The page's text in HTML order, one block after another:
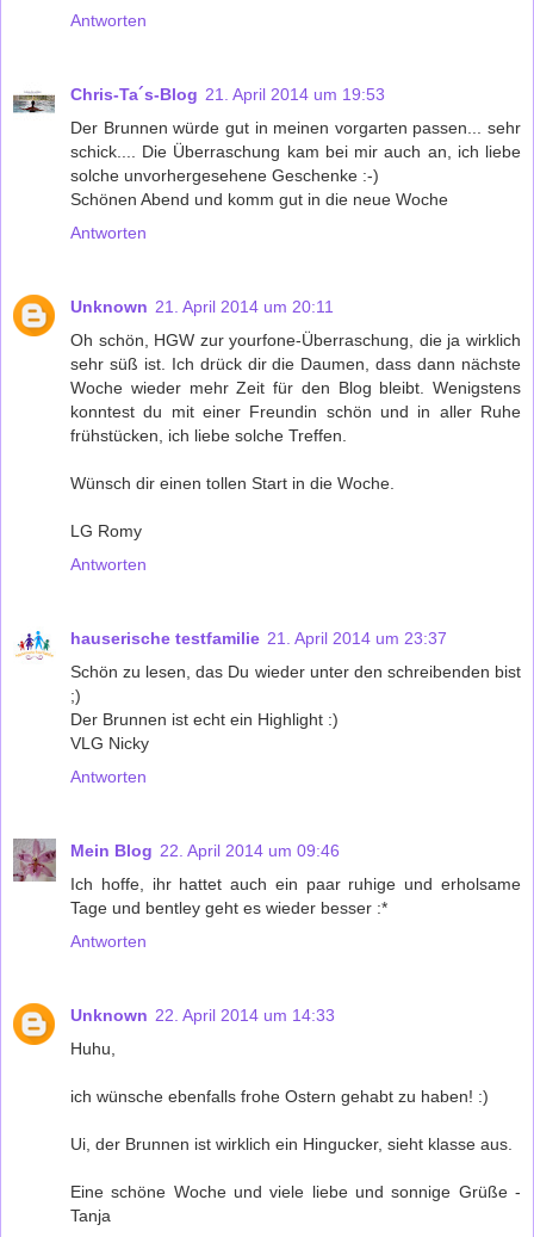
Antworten
Chris-Ta´s-Blog 21. April 2014 um 19:53
Der Brunnen würde gut in meinen vorgarten passen... sehr
schick.... Die Überraschung kam bei mir auch an, ich liebe
solche unvorhergesehene Geschenke :-)
Schönen Abend und komm gut in die neue Woche
Antworten
Unknown 21. April 2014 um 20:11
Oh schön, HGW zur yourfone-Überraschung, die ja wirklich
sehr süß ist. Ich drück dir die Daumen, dass dann nächste
Woche wieder mehr Zeit für den Blog bleibt. Wenigstens
konntest du mit einer Freundin schön und in aller Ruhe
frühstücken, ich liebe solche Treffen.
Wünsch dir einen tollen Start in die Woche.
LG Romy
Antworten
hauserische testfamilie 21. April 2014 um 23:37
Schön zu lesen, das Du wieder unter den schreibenden bist
;)
Der Brunnen ist echt ein Highlight :)
VLG Nicky
Antworten
Mein Blog 22. April 2014 um 09:46
Ich hoffe, ihr hattet auch ein paar ruhige und erholsame
Tage und bentley geht es wieder besser :*
Antworten
Unknown 22. April 2014 um 14:33
Huhu,
ich wünsche ebenfalls frohe Ostern gehabt zu haben! :)
Ui, der Brunnen ist wirklich ein Hingucker, sieht klasse aus.
Eine schöne Woche und viele liebe und sonnige Grüße -
Tanja